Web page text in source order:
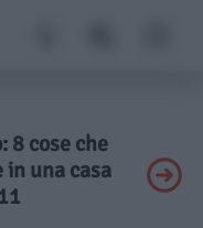
8 cose che
in una casa